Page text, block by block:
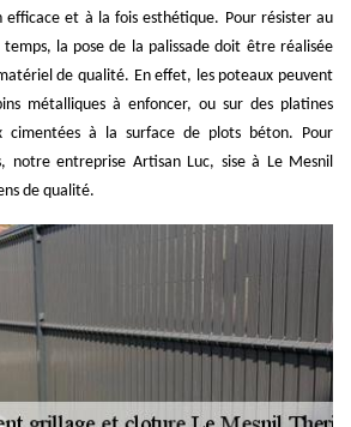
efficace et à la fois esthétique. Pour résister au
la pose de la palissade doit être réalisée
de qualité. En effet, les poteaux peuvent
métalliques à enfoncer, ou sur des platines
cimentées à la surface de plots béton. Pour
notre entreprise Artisan Luc, sise à Le Mesnil
de qualité.